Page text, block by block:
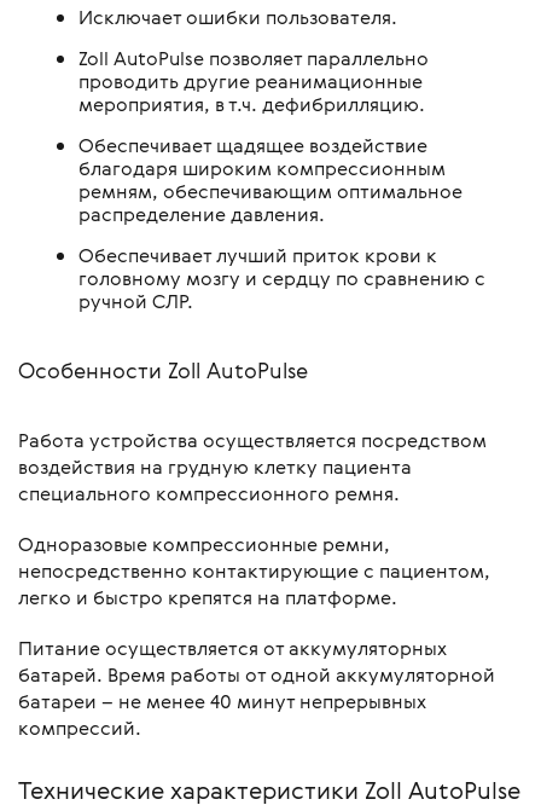
Исключает ошибки пользователя.
Zoll AutoPulse позволяет параллельно
проводить другие реанимационные
мероприятия, в т.ч. дефибрилляцию.
Обеспечивает щадящее воздействие
благодаря широким компрессионным
ремням, обеспечивающим оптимальное
распределение давления.
Обеспечивает лучший приток крови к
головному мозгу и сердцу по сравнению с
ручной СЛР.
Особенности Zoll AutoPulse
Работа устройства осуществляется посредством
воздействия на грудную клетку пациента
специального компрессионного ремня.
Одноразовые компрессионные ремни,
непосредственно контактирующие с пациентом,
легко и быстро крепятся на платформе.
Питание осуществляется от аккумуляторных
батарей. Время работы от одной аккумуляторной
батареи – не менее 40 минут непрерывных
компрессий.
Технические характеристики Zoll AutoPulse